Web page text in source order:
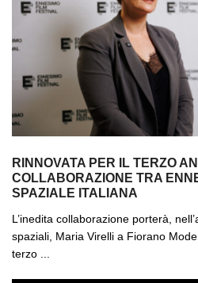
RINNOVATA PER IL TERZO
COLLABORAZIONE TRA
SPAZIALE ITALIANA
L’inedita collaborazione porterà,
spaziali, Maria Virelli a Fiorano
terzo ...